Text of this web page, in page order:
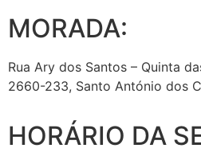
MORADA:
Rua Ary dos Santos – Quinta
2660-233, Santo António dos
HORÁRIO DA